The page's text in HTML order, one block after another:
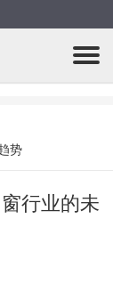
势
行业的未